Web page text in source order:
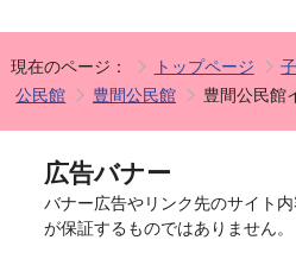
現在のページ： トップページ
公民館
豊間公民館 豊間公民館
広告バナー
バナー広告やリンク先のサイト
が保証するものではありません。